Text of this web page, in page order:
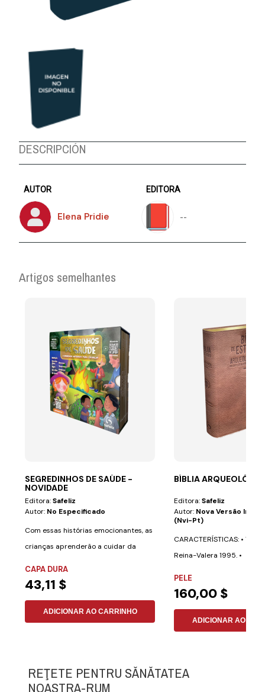
DESCRIPCIÓN
AUTOR
Elena Pridie
EDITORA
--
Artigos semelhantes
SEGREDINHOS DE SAÚDE -
NOVIDADE
Editora:Safeliz
Autor: No Especificado
Com essas histórias emocionantes, as
crianças aprenderão a cuidar da
CAPA DURA
43,11 $
ADICIONAR AO CARRINHO
BÍBLIA
Editora:Safeliz
Autor: Nova Versão
(nvi-Pt)
CARACTERÍSTICAS: •
Reina-Valera 1995. •
PELE
160,00 $
ADICIONAR AO
REŢETE PENTRU SĂNĂTATEA
NOASTRA-RUM